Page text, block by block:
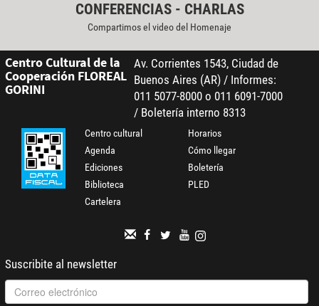
CONFERENCIAS - CHARLAS
Compartimos el video del Homenaje
Centro Cultural de la
Cooperación FLOREAL
GORINI
Av. Corrientes 1543, Ciudad de
Buenos Aires (AR) / Informes:
011 5077-8000 o 011 6091-7000
/ Boletería interno 8313
Centro cultural
Agenda
Ediciones
Biblioteca
Cartelera
Horarios
Cómo llegar
Boletería
PLED
Suscribite al newsletter